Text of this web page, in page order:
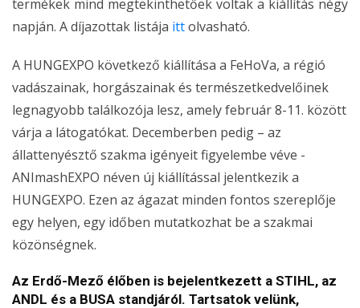
termékek mind megtekinthetőek voltak a kiállítás négy
napján. A díjazottak listája ittolvasható.
A HUNGEXPO következő kiállítása a FeHoVa, a régió
vadászainak, horgászainak és természetkedvelőinek
legnagyobb találkozója lesz, amely február 8-11. között
várja a látogatókat. Decemberben pedig – az
állattenyésztő szakma igényeit figyelembe véve -
ANImashEXPO néven új kiállítással jelentkezik a
HUNGEXPO. Ezen az ágazat minden fontos szereplője
egy helyen, egy időben mutatkozhat be a szakmai
közönségnek.
Az Erdő-Mező élőben is bejelentkezett a STIHL, az
ANDL és a BUSA standjáról. Tartsatok velünk,